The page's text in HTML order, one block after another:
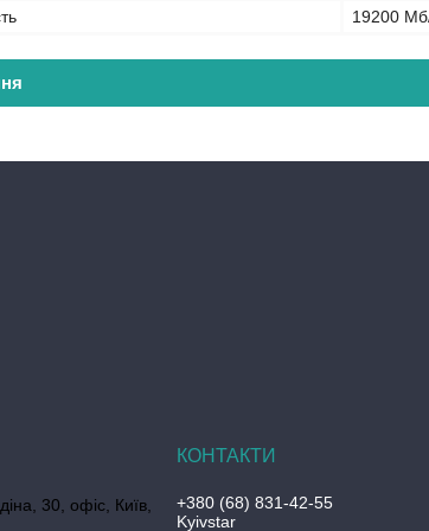
19200
30, офіс, Київ,
+380 (68) 831-42-55
Kyivstar